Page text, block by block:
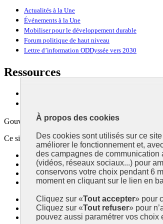
À propos des cookies
Des cookies sont utilisés sur ce
améliorer le fonctionnement et,
des campagnes de
(vidéos, réseaux sociaux...) pour
conservons votre choix pendant 6
moment en cliquant sur le lien en
Cliquez sur «Tout accepter» pour
Cliquez sur «Tout refuser» pour
pouvez aussi paramétrer vos choix
Actualités à la Une
Événements à la Une
Mobiliser pour le développement durable
Forum politique de haut niveau
Lettre d’information ODDyssée vers 2030
Ressources
Gouvernement
Ce site propose l’information de référence
info.gouv.fr- ouvre une nouvelle fenêtre
service-public.fr- ouvre une nouvelle
legifrance.gouv.fr- ouvre une nouvelle
data.gouv.fr- ouvre une nouvelle fenêtre
Plan du site
Accessibilité
Mentions légales